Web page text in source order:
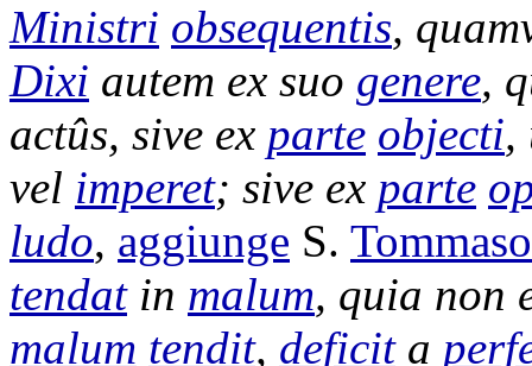
Ministri obsequentis,
Dixi autem ex suo genere,
actûs, sive ex parte objecti,
vel imperet; sive ex parte
ludo, aggiunge S. Tommaso
tendatin malum, quia non
malum tendit, deficita